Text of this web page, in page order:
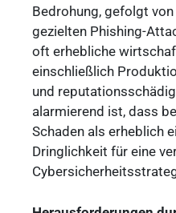
Bedrohung, gefolgt
gezielten Phishing-
oft erhebliche
einschließlich
und
alarmierend ist, dass
Schaden als erheblich
Dringlichkeit für eine